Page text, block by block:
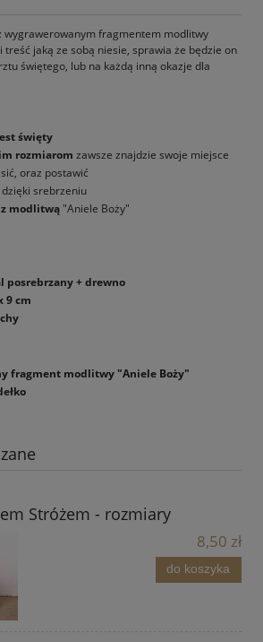
wygrawerowanym fragmentem modlitwy
treść jaką ze sobą niesie, sprawia że będzie on
świętego, lub na każdą inną okazje dla
święty
rozmiarom zawsze znajdzie swoje miejsce
oraz postawić
dzięki srebrzeniu
modlitwą "Aniele Boży"
posrebrzany + drewno
9 cm
fragment modlitwy "Aniele Boży"
Stróżem - rozmiary
8,50 zł
do koszyka